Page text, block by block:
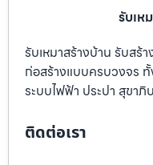
รับเห
รับเหมาสร้างบ้าน รับสร้
ก่อสร้างแบบครบวงจร
ระบบไฟฟ้า ประปา สุขา
ติดต่อเรา